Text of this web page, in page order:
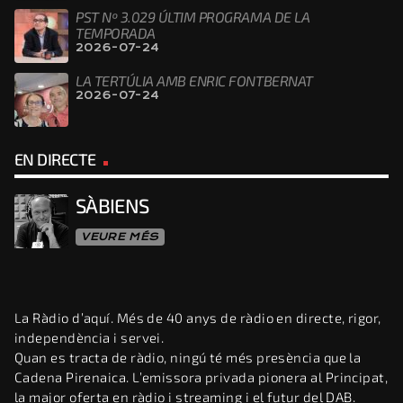
PST Nº 3.029 ÚLTIM PROGRAMA DE LA
TEMPORADA
2026-07-24
LA TERTÚLIA AMB ENRIC FONTBERNAT
2026-07-24
EN DIRECTE
SÀBIENS
VEURE MÉS
La Ràdio d’aquí. Més de 40 anys de ràdio en directe, rigor,
independència i servei.
Quan es tracta de ràdio, ningú té més presència que la
Cadena Pirenaica. L’emissora privada pionera al Principat,
la major oferta en ràdio i streaming i el futur del DAB.